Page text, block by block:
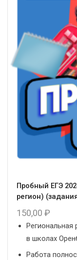
Пробный ЕГЭ
регион)
150,00 ₽
Региональная
в школах
Работа